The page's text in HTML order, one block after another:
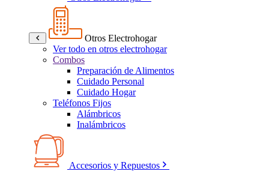
Otros Electrohogar
Ver todo en otros electrohogar
Combos
Preparación de Alimentos
Cuidado Personal
Cuidado Hogar
Teléfonos Fijos
Alámbricos
Inalámbricos
Accesorios y Repuestos